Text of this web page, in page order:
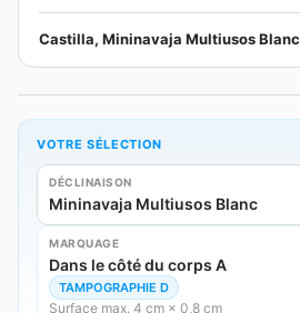
Castilla, Mininavaja Multiusos Blanc
VOTRE SÉLECTION
DÉCLINAISON
Mininavaja Multiusos Blanc
MARQUAGE
Dans le côté du corps A
TAMPOGRAPHIE D
Surface max. 4 cm × 0,8 cm